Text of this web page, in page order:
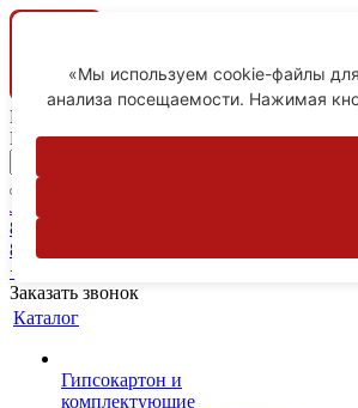
Ваш город
Пятигорск
Личный кабинет
8-800-775-59-89
8-800-775-59-89
+7 918 754-83-77
Заказать звонок
Каталог
Гипсокартон и
комплектующие
«Мы используем cookie-файлы для
анализа посещаемости. Нажимая